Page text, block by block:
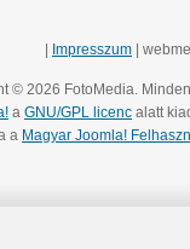
Impresszum |
© 2026 FotoMedia.
a GNU/GPL licenc alatt
a Magyar Joomla!